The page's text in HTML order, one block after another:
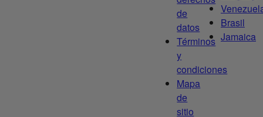
de
datos
Términos
y
condiciones
Mapa
de
sitio
Brasil
Jamaica